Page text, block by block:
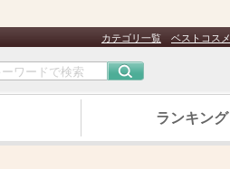
カテゴリ一覧 ベストコスメ
ランキング